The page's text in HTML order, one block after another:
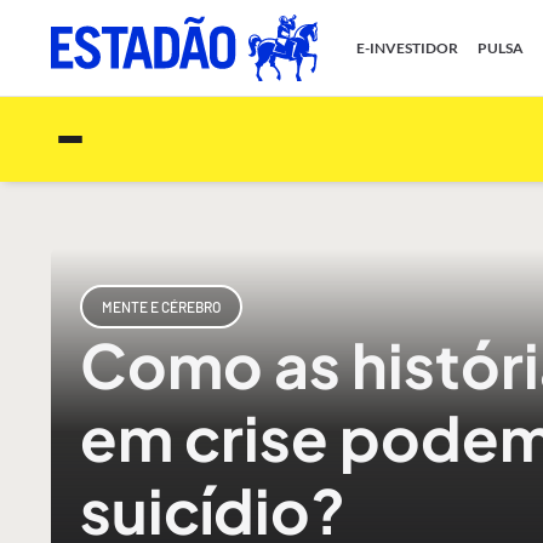
E-INVESTIDOR PULSA
MENTE E CÉREBRO
Como as
em crise
suicídio?